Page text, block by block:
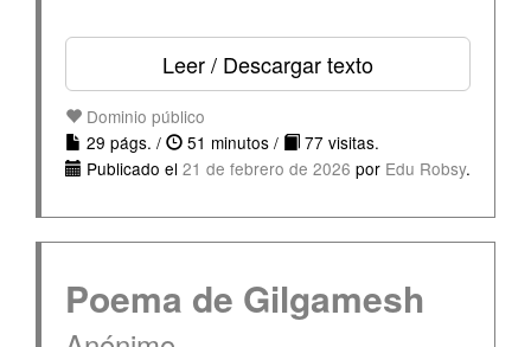
Leer / Descargar texto
Dominio público
29 págs. /
51 minutos /
77 visitas.
Publicado el 21 de febrero de 2026 por Edu Robsy.
Poema de Gilgamesh